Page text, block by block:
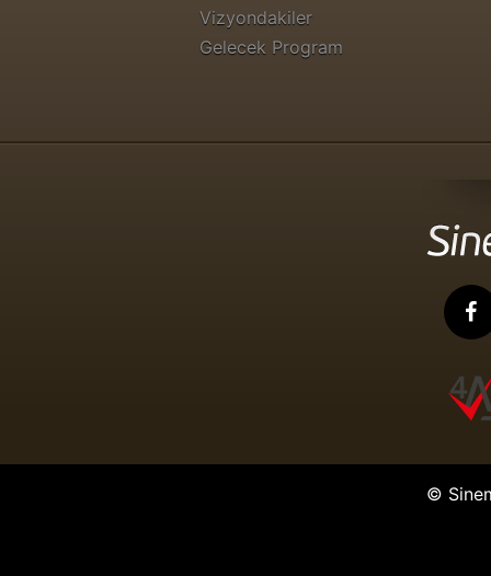
Vizyondakiler
Gelecek Program
©